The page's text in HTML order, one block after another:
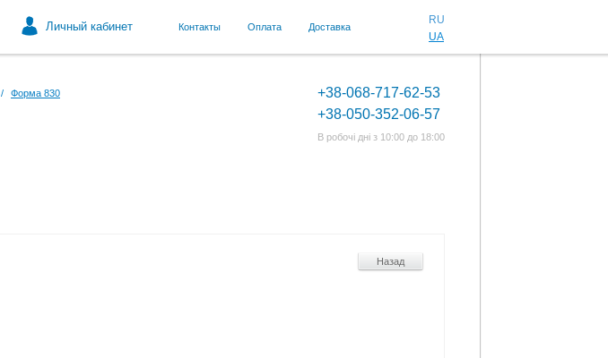
Личный кабинет Контакты Оплата Доставка
RU
UA
/ Форма 830
+38-068-717-62-53
+38-050-352-06-57
В робочі дні з 10:00 до 18:00
Назад